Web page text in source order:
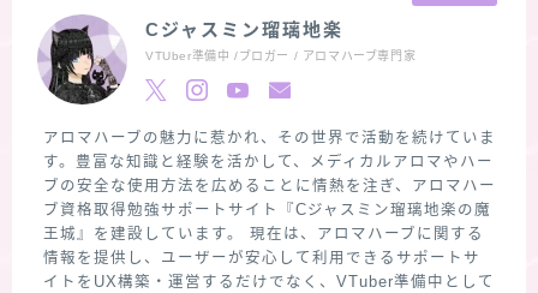
Cジャスミン瑠璃地楽
VTUber準備中 /ブロガー / アロマハーブ専門家
アロマハーブの魅力に惹かれ、その世界で活動を続けていま
す。豊富な知識と経験を活かして、メディカルアロマやハー
ブの安全な使用方法を広めることに情熱を注ぎ、アロマハー
ブ資格取得勉強サポートサイト『Cジャスミン瑠璃地楽の魔
王城』を建設しています。 現在は、アロマハーブに関する
情報を提供し、ユーザーが安心して利用できるサポートサ
イトをUX構築・運営するだけでなく、VTuber準備中として